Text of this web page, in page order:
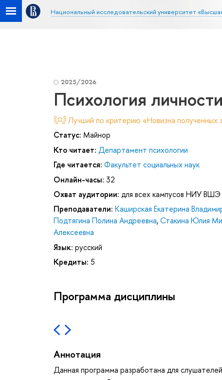
Национальный исследовательский университет
2025/2026
Психология
Лучший по критерию «Новизна полученных
Статус: Майнор
Кто читает: Департамент психологии
Где читается: Факультет социальных наук
Онлайн-часы: 32
Охват аудитории: для всех кампусов НИУ ВШЭ
Преподаватели: Каширская Екатерина
Подтягина Полина Андреевна,Стакина Юлия
Алексеевна
Язык: русский
Кредиты: 5
Программа дисциплины
Аннотация
Данная программа разработана для